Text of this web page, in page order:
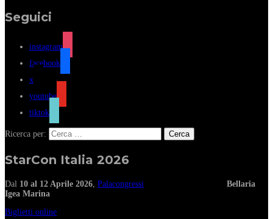
Seguici
instagram
facebook
x
youtube
tiktok
Ricerca per:
StarCon Italia 2026
Dal 10 al 12 Aprile 2026 Palacongressi
Bellaria
Igea Marina
Biglietti online